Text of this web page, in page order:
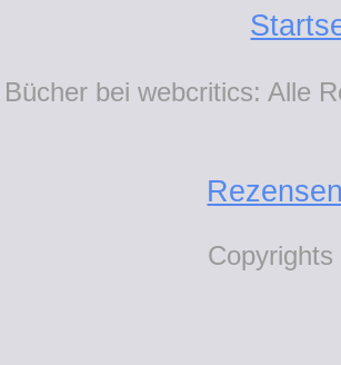
Bücher bei webcritics: Alle